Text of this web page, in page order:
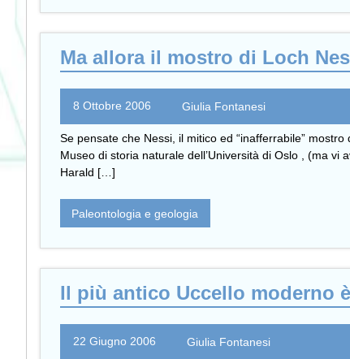
Ma allora il mostro di Loch
8 Ottobre 2006 Giulia Fontanesi
Se pensate che Nessi, il mitico ed “inafferrabile”
Museo di storia naturale dell’Università di Oslo , (ma
Harald […]
Paleontologia e geologia
Il più antico Uccello moderno
22 Giugno 2006 Giulia Fontanesi